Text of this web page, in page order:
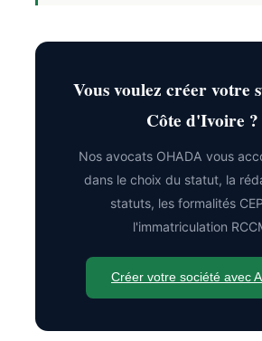
Vous voulez créer votre
Côte d'Ivoire ?
Nos avocats OHADA vous
dans le choix du statut, la
statuts, les formalités
l'immatriculation
Créer votre société avec